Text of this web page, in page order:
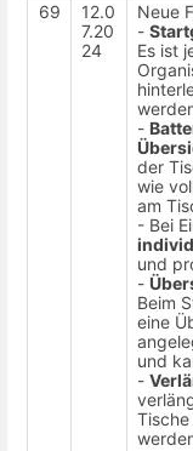
69
12.0
7.20
24
Neue
-
Es ist
-
der
wie
am
- Bei
und
-
Beim
eine
und
-